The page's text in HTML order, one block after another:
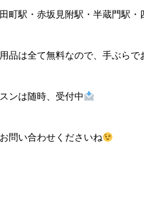
町駅・赤坂見附駅・半蔵門駅
品は全て無料なので、手ぶら
ンは随時、受付中
問い合わせくださいね